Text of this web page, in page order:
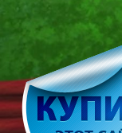
Перейти
содержимому